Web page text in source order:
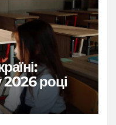
2026 році